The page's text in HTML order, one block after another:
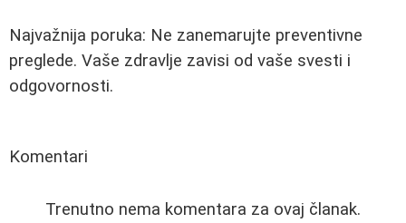
Najvažnija poruka: Ne zanemarujte preventivne
preglede. Vaše zdravlje zavisi od vaše svesti i
odgovornosti.
Komentari
Trenutno nema komentara za ovaj članak.